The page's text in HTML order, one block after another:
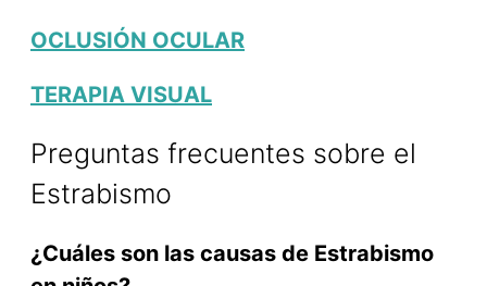
OCLUSIÓN OCULAR
TERAPIA VISUAL
Preguntas frecuentes sobre el
Estrabismo
¿Cuáles son las causas de Estrabismo